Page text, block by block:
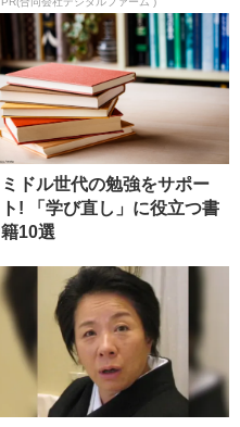
ミドル世代の勉強をサポー
ト! 「学び直し」に役立つ書
籍10選